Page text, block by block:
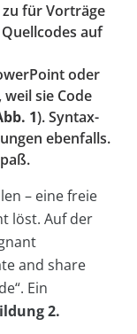
für Vorträge
auf
oder
sie Code
1). Syntax-
ebenfalls.
– eine freie
löst. Auf der
and share
Ein
2.